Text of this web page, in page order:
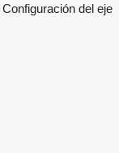
Configuración del eje